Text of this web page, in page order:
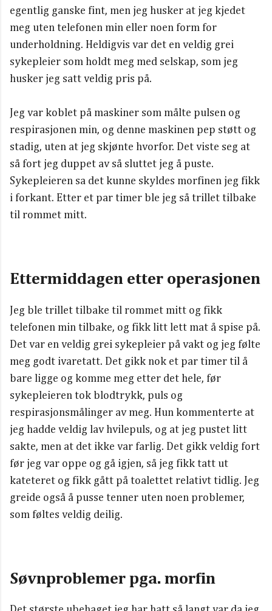
egentlig ganske fint, men jeg husker at jeg kjedet
meg uten telefonen min eller noen form for
underholdning. Heldigvis var det en veldig grei
sykepleier som holdt meg med selskap, som jeg
husker jeg satt veldig pris på.
Jeg var koblet på maskiner som målte pulsen og
respirasjonen min, og denne maskinen pep støtt og
stadig, uten at jeg skjønte hvorfor. Det viste seg at
så fort jeg duppet av så sluttet jeg å puste.
Sykepleieren sa det kunne skyldes morfinen jeg fikk
i forkant. Etter et par timer ble jeg så trillet tilbake
til rommet mitt.
Ettermiddagen etter operasjonen
Jeg ble trillet tilbake til rommet mitt og fikk
telefonen min tilbake, og fikk litt lett mat å spise på.
Det var en veldig grei sykepleier på vakt og jeg følte
meg godt ivaretatt. Det gikk nok et par timer til å
bare ligge og komme meg etter det hele, før
sykepleieren tok blodtrykk, puls og
respirasjonsmålinger av meg. Hun kommenterte at
jeg hadde veldig lav hvilepuls, og at jeg pustet litt
sakte, men at det ikke var farlig. Det gikk veldig fort
før jeg var oppe og gå igjen, så jeg fikk tatt ut
kateteret og fikk gått på toalettet relativt tidlig. Jeg
greide også å pusse tenner uten noen problemer,
som føltes veldig deilig.
Søvnproblemer pga. morfin